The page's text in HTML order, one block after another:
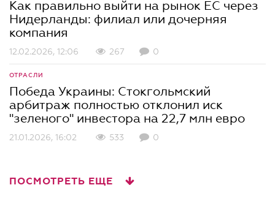
Как правильно выйти на рынок ЕС через
Нидерланды: филиал или дочерняя
компания
12.02.2026, 12:06 267 0
ОТРАСЛИ
Победа Украины: Стокгольмский
арбитраж полностью отклонил иск
"зеленого" инвестора на 22,7 млн евро
21.01.2026, 16:02 533 0
ПОСМОТРЕТЬ ЕЩЕ